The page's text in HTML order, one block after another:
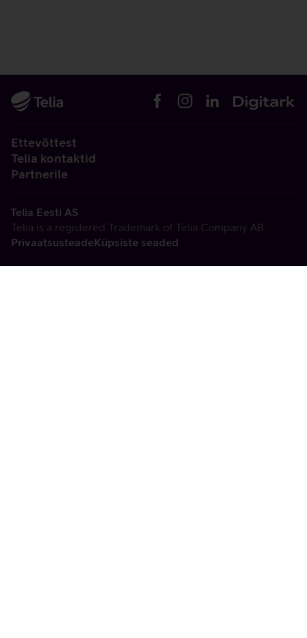
Ettevõttest
Telia kontaktid
Partnerile
Telia Eesti AS
Telia is a registered Trademark of Telia Company AB
PrivaatsusteadeKüpsiste seaded